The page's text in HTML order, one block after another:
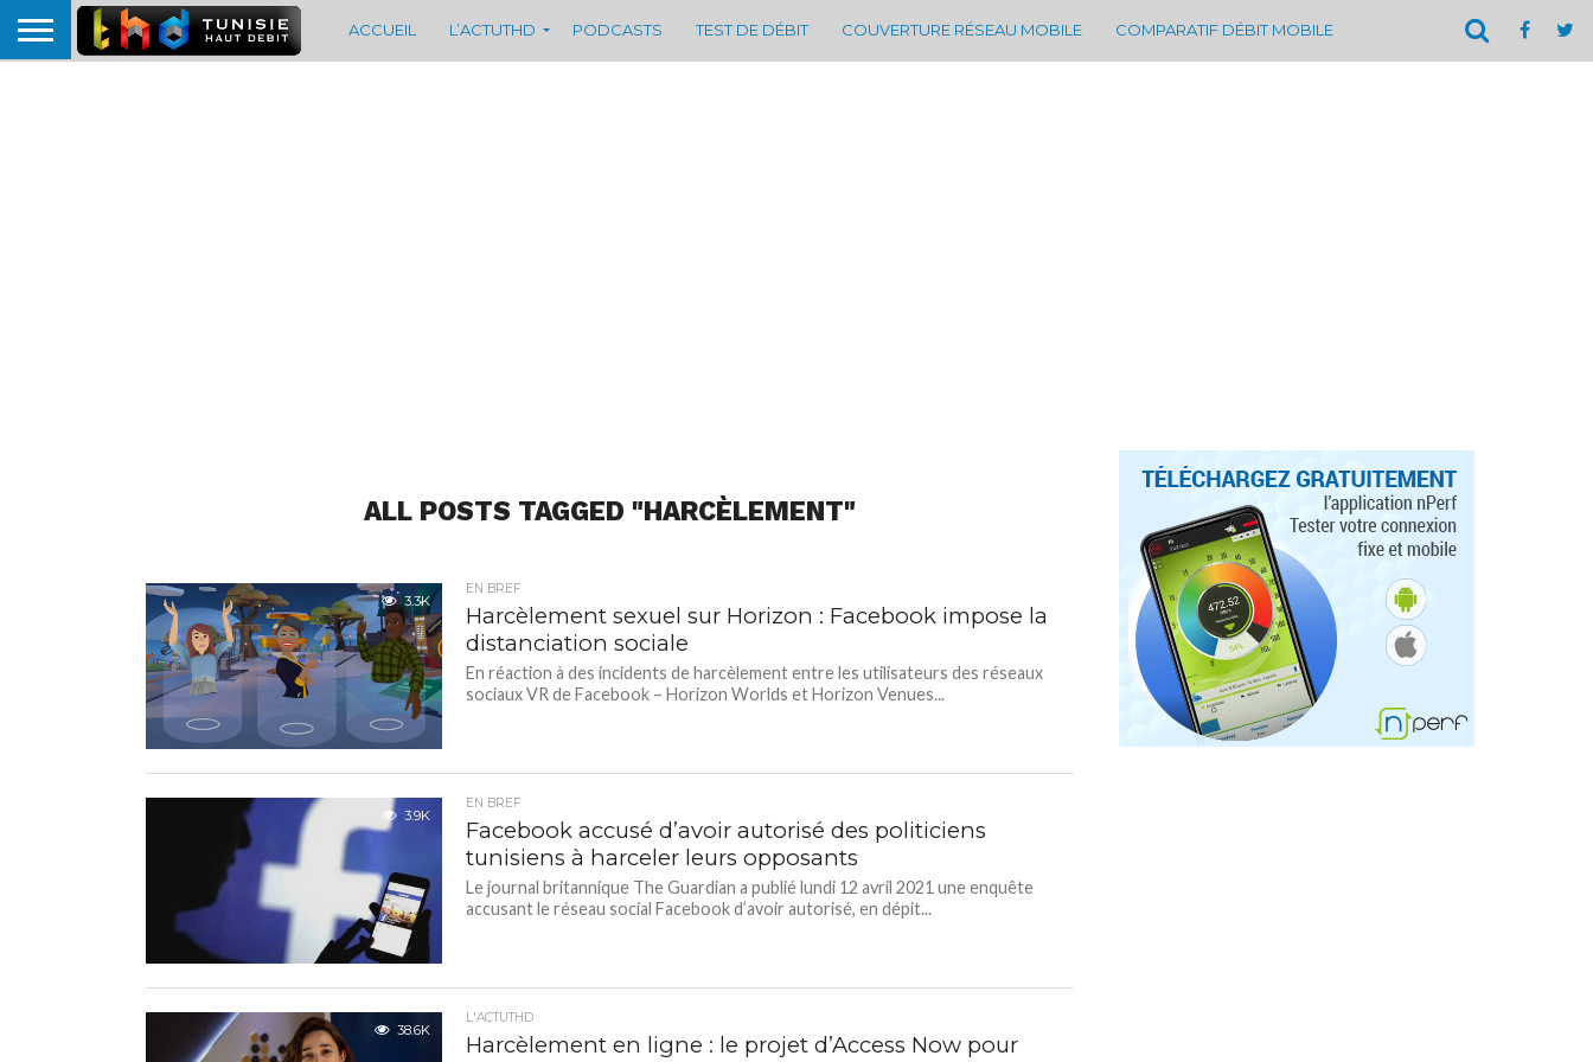
ACCUEIL L’ACTUTHD PODCASTS TEST DE DÉBIT COUVERTURE RÉSEAU MOBILE COMPARATIF DÉBIT MOBILE
ALL POSTS TAGGED "HARCÈLEMENT"
3.3K
EN BREF
Harcèlement sexuel sur Horizon : Facebook impose la
distanciation sociale
En réaction à des incidents de harcèlement entre les utilisateurs des réseaux
sociaux VR de Facebook – Horizon Worlds et Horizon Venues...
3.9K
EN BREF
Facebook accusé d’avoir autorisé des politiciens
tunisiens à harceler leurs opposants
Le journal britannique The Guardian a publié lundi 12 avril 2021 une enquête
accusant le réseau social Facebook d’avoir autorisé, en dépit...
38.6K
L'ACTUTHD
Harcèlement en ligne : le projet d’Access Now pour